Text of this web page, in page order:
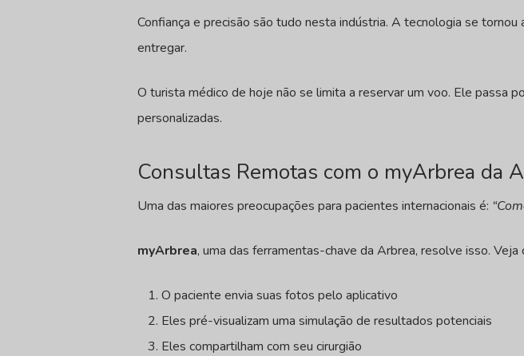
Confiança e precisão são tudo nesta indústria. A tecnologia se
entregar.
O turista médico de hoje não se limita a reservar um voo. Ele passa
personalizadas.
Consultas Remotas com o myArbrea da
Uma das maiores preocupações para pacientes internacionais é:
myArbrea, uma das ferramentas-chave da Arbrea, resolve isso. Veja
O paciente envia suas fotos pelo aplicativo
Eles pré-visualizam uma simulação de resultados potenciais
Eles compartilham com seu cirurgião